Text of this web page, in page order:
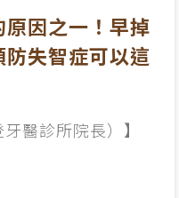
因之一！早掉
失智症可以這
醫診所院長）】